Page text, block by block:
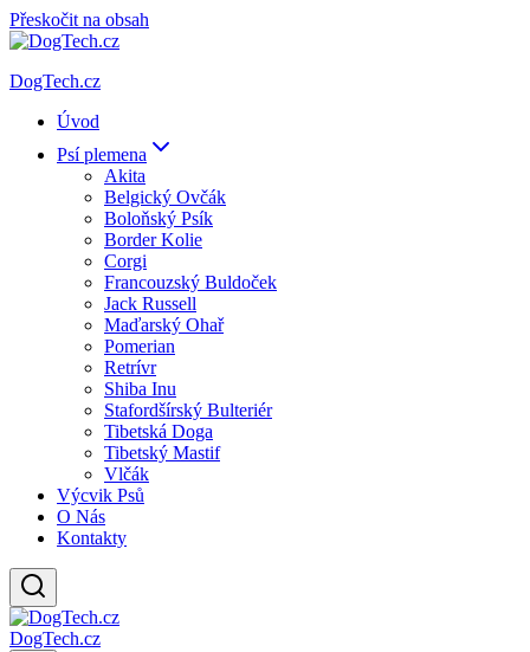
Přeskočit na obsah
DogTech.cz
Úvod
Psí plemena
Akita
Belgický Ovčák
Boloňský Psík
Border Kolie
Corgi
Francouzský Buldoček
Jack Russell
Maďarský Ohař
Pomerian
Retrívr
Shiba Inu
Stafordšírský Bulteriér
Tibetská Doga
Tibetský Mastif
Vlčák
Výcvik Psů
O Nás
Kontakty
DogTech.cz